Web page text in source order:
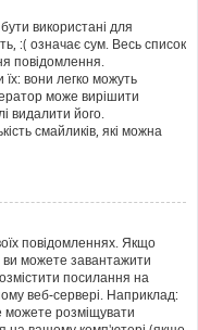
використані для
:( означає сум. Весь список
повідомлення.
вони легко можуть
може вирішити
видалити його.
смайликів, які можна
повідомленнях. Якщо
ви можете завантажити
посилання на
веб-сервері. Наприклад:
розміщувати